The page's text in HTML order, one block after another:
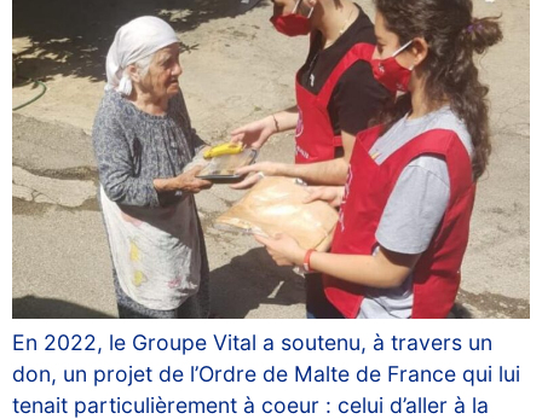
En 2022, le Groupe Vital a soutenu, à travers un
don, un projet de l’Ordre de Malte de France qui lui
tenait particulièrement à coeur : celui d’aller à la